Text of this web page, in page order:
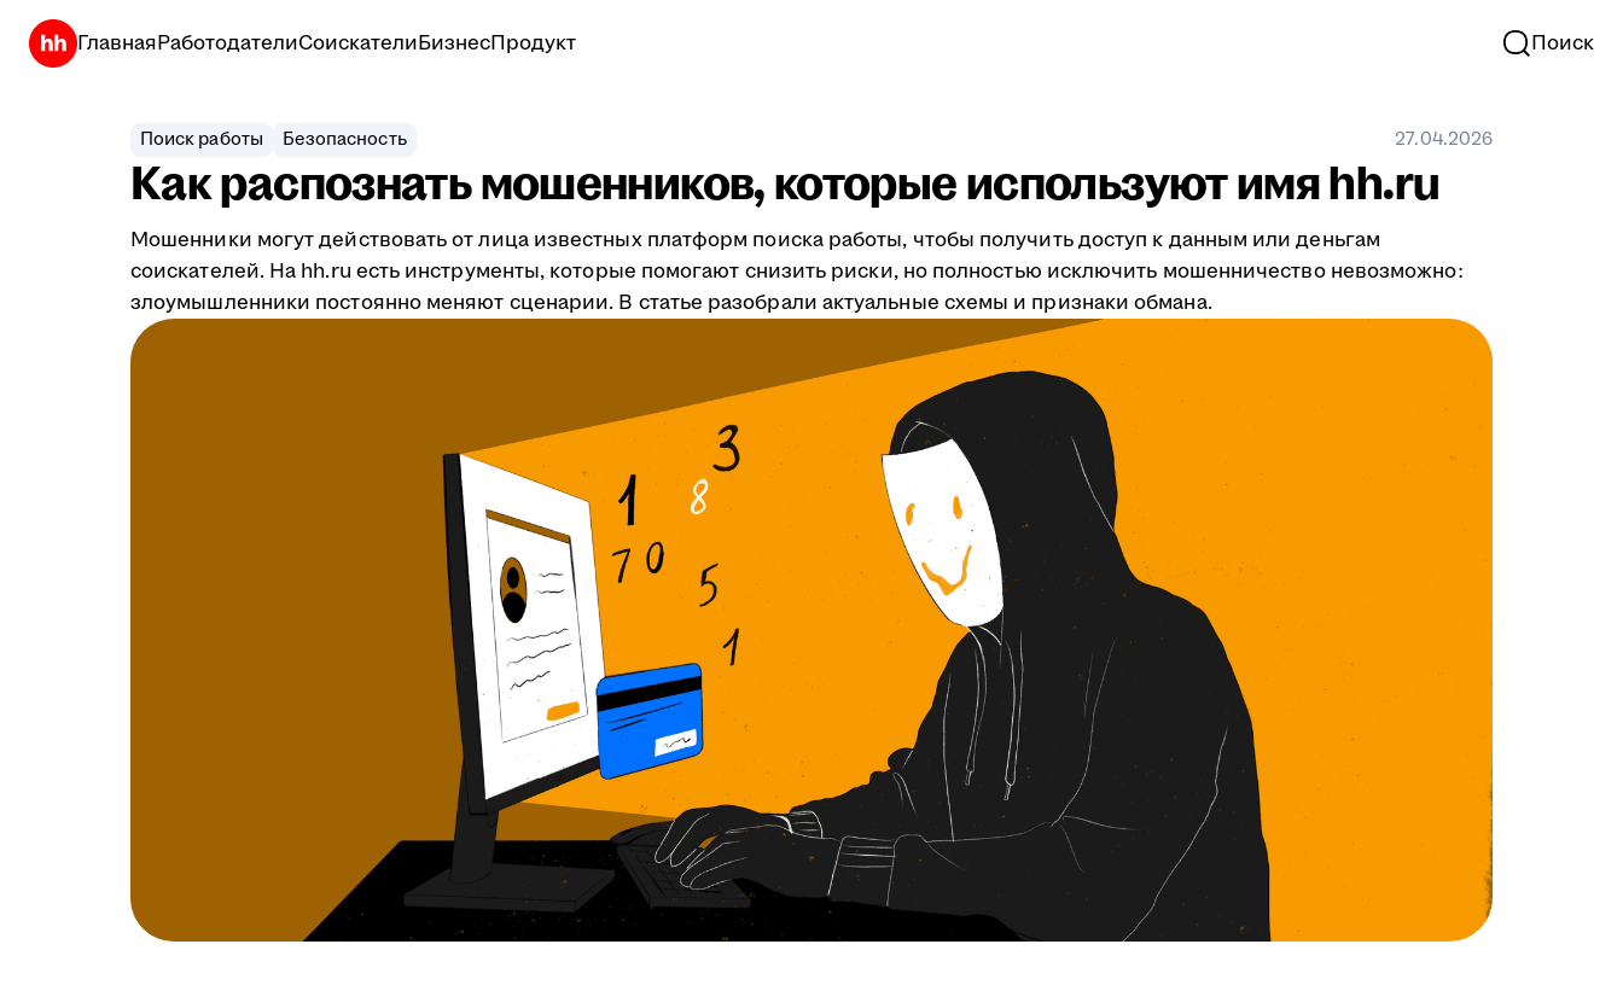
ГлавнаяРаботодателиСоискателиБизнесПродукт Поиск
Поиск работы Безопасность 27.04.2026
Как распознать мошенников, которые используют имя hh.ru
Мошенники могут действовать от лица известных платформ поиска работы, чтобы получить доступ к данным или деньгам
соискателей. На hh.ru есть инструменты, которые помогают снизить риски, но полностью исключить мошенничество невозможно:
злоумышленники постоянно меняют сценарии. В статье разобрали актуальные схемы и признаки обмана.